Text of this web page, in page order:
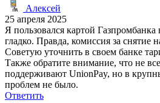
Алексей
25 апреля 2025
Я пользовался картой
гладко. Правда, комиссия за снятие
Советую уточнить в своем банке
Также обратите внимание, что не
поддерживают UnionPay, но в
проблем не было.
Ответить